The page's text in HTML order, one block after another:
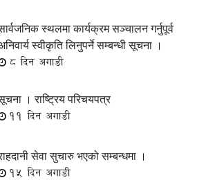
स्थलमा कार्यक्रम सञ्चालन गर्नुपूर्व
स्वीकृति लिनुपर्ने सम्बन्धी सूचना ।
8 दिन अगाडी
। राष्ट्रिय परिचयपत्र
11 दिन अगाडी
सेवा सुचारु भएको सम्बन्धमा ।
15 दिन अगाडी